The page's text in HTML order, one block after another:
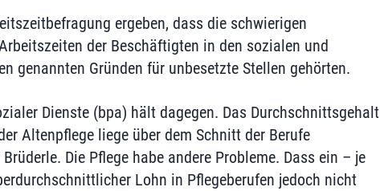
ergeben, dass die schwierigen
der Beschäftigten in den sozialen und
genannten Gründen für unbesetzte Stellen gehörten.
Dienste (bpa) hält dagegen. Das Durchschnittsgehalt
Altenpflege liege über dem Schnitt der Berufe
Die Pflege habe andere Probleme. Dass ein – je
Lohn in Pflegeberufen jedoch nicht